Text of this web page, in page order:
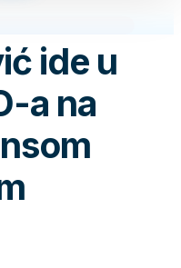
ide u
a na